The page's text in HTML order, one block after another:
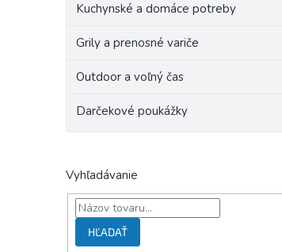
Kuchynské a domáce potreby
Grily a prenosné variče
Outdoor a voľný čas
Darčekové poukážky
Vyhľadávanie
HĽADAŤ